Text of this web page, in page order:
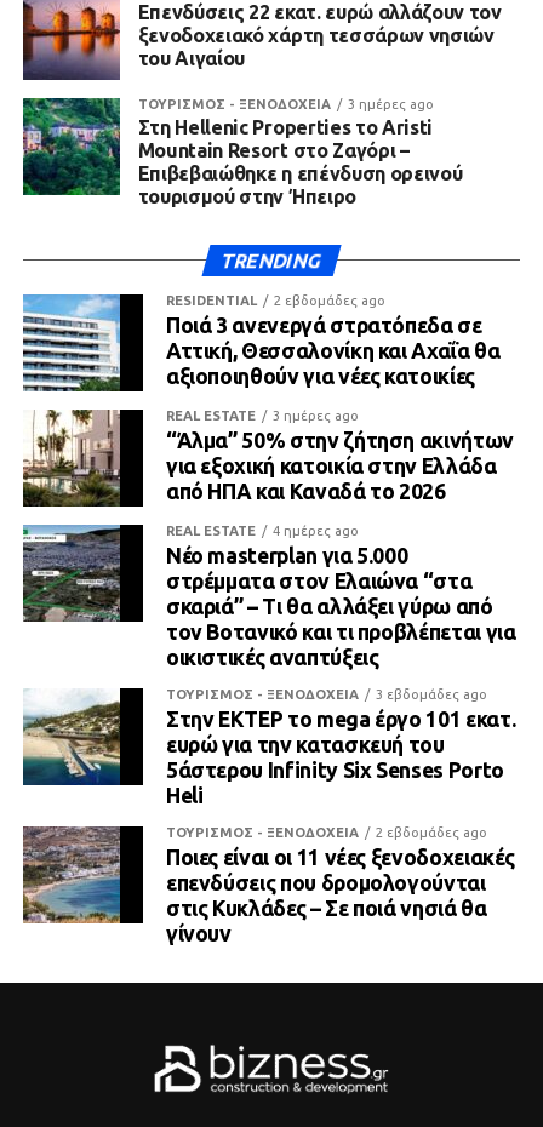
Επενδύσεις 22 εκατ. ευρώ αλλάζουν τον
ξενοδοχειακό χάρτη τεσσάρων νησιών
του Αιγαίου
ΤΟΥΡΙΣΜΟΣ - ΞΕΝΟΔΟΧΕΙΑ 3 ημέρες ago
Στη Hellenic Properties το Aristi
Mountain Resort στο Ζαγόρι –
Επιβεβαιώθηκε η επένδυση ορεινού
τουρισμού στην Ήπειρο
TRENDING
RESIDENTIAL 2 εβδομάδες ago
Ποιά 3 ανενεργά στρατόπεδα σε
Αττική, Θεσσαλονίκη και Αχαΐα θα
αξιοποιηθούν για νέες κατοικίες
REAL ESTATE 3 ημέρες ago
“Άλμα” 50% στην ζήτηση ακινήτων
για εξοχική κατοικία στην Ελλάδα
από ΗΠΑ και Καναδά το 2026
REAL ESTATE 4 ημέρες ago
Νέο masterplan για 5.000
στρέμματα στον Ελαιώνα “στα
σκαριά” – Τι θα αλλάξει γύρω από
τον Βοτανικό και τι προβλέπεται για
οικιστικές αναπτύξεις
ΤΟΥΡΙΣΜΟΣ - ΞΕΝΟΔΟΧΕΙΑ 3 εβδομάδες ago
Στην ΕΚΤΕΡ το mega έργο 101 εκατ.
ευρώ για την κατασκευή του
5άστερου Infinity Six Senses Porto
Heli
ΤΟΥΡΙΣΜΟΣ - ΞΕΝΟΔΟΧΕΙΑ 2 εβδομάδες ago
Ποιες είναι οι 11 νέες ξενοδοχειακές
επενδύσεις που δρομολογούνται
στις Κυκλάδες – Σε ποιά νησιά θα
γίνουν